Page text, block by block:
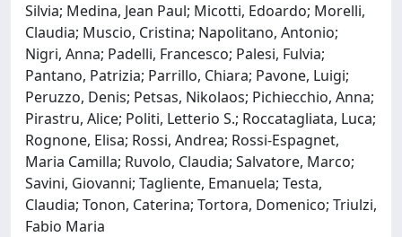
Silvia; Medina, Jean Paul; Micotti, Edoardo; Morelli,
Claudia; Muscio, Cristina; Napolitano, Antonio;
Nigri, Anna; Padelli, Francesco; Palesi, Fulvia;
Pantano, Patrizia; Parrillo, Chiara; Pavone, Luigi;
Peruzzo, Denis; Petsas, Nikolaos; Pichiecchio, Anna;
Pirastru, Alice; Politi, Letterio S.; Roccatagliata, Luca;
Rognone, Elisa; Rossi, Andrea; Rossi-Espagnet,
Maria Camilla; Ruvolo, Claudia; Salvatore, Marco;
Savini, Giovanni; Tagliente, Emanuela; Testa,
Claudia; Tonon, Caterina; Tortora, Domenico; Triulzi,
Fabio Maria